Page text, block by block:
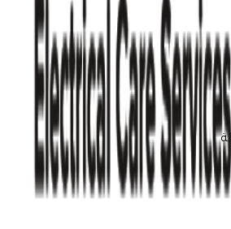
اشترك الآن